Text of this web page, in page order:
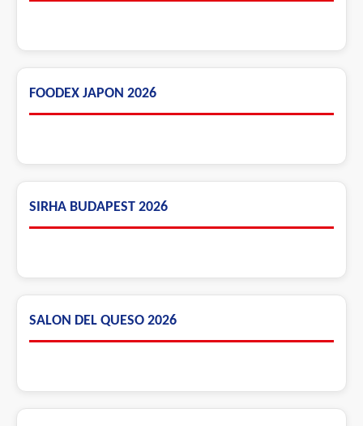
FOODEX JAPON 2026
SIRHA BUDAPEST 2026
SALON DEL QUESO 2026